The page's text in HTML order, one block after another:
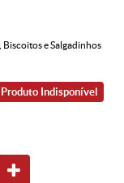
Biscoitos e Salgadinhos
Produto Indisponível